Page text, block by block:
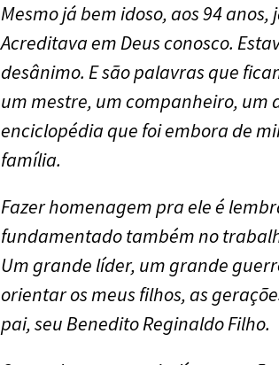
Mesmo já bem idoso, aos 94
Acreditava em Deus conosco.
desânimo. E são palavras que
um mestre, um companheiro,
enciclopédia que foi embora de
família.
Fazer homenagem pra ele é
fundamentado também no
Um grande líder, um grande
orientar os meus filhos, as
pai, seu Benedito Reginaldo Filho.